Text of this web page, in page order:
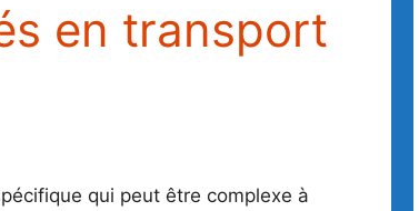
en transport
qui peut être complexe à